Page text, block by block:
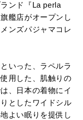
ンド『La perla
艦店がオープンし
ンズパジャマコレ
いった、ラペルラ
用した、肌触りの
、日本の着物にイ
としたワイドシル
よい眠りを提供し